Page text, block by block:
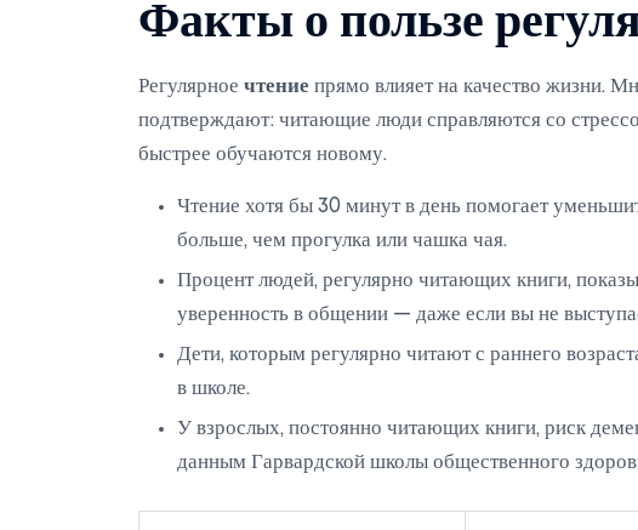
Факты о пользе
Регулярное чтение прямо влияет на качество жизни.
подтверждают: читающие люди справляются со
быстрее обучаются новому.
Чтение хотя бы 30 минут в день помогает
больше, чем прогулка или чашка чая.
Процент людей, регулярно читающих книги,
уверенность в общении — даже если вы не
Дети, которым регулярно читают с раннего
в школе.
У взрослых, постоянно читающих книги, риск
данным Гарвардской школы общественного